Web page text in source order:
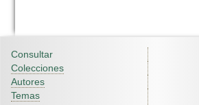
Consultar
Colecciones
Autores
Temas